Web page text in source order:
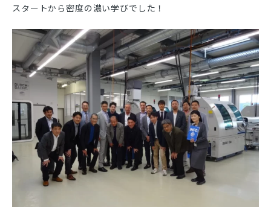
スタートから密度の濃い学びでした！